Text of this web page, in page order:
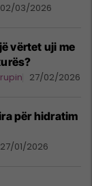
02/03/2026
vërtet uji me
27/02/2026
për hidratim
27/01/2026